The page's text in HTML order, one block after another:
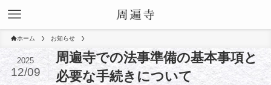
ホーム お知らせ
周遍寺での法事準備の基本事項と
必要な手続きについて
2025
12/09